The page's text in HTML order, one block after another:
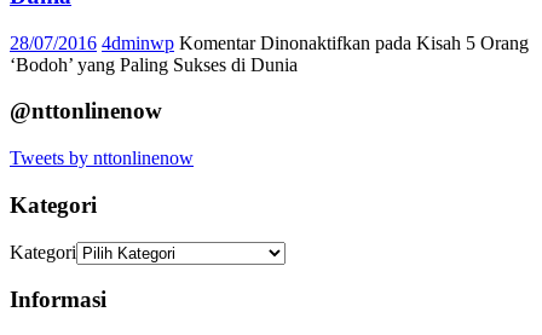
28/07/2016 4dminwp Komentar Dinonaktifkan pada Kisah 5 Orang
‘Bodoh’ yang Paling Sukses di Dunia
@nttonlinenow
Tweets by nttonlinenow
Kategori
Kategori
Informasi